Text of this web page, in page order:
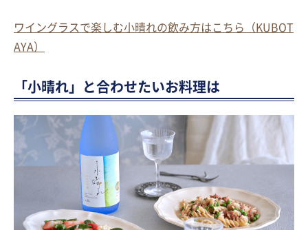
ワイングラスで楽しむ小晴れの飲み方はこちら（KUBOT
AYA）
「小晴れ」と合わせたいお料理は